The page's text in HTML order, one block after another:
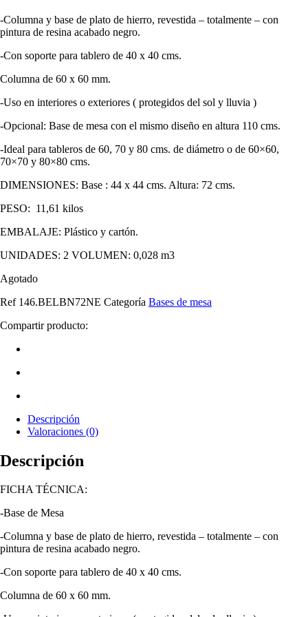
-Columna y base de plato de hierro, revestida – totalmente – con
pintura de resina acabado negro.
-Con soporte para tablero de 40 x 40 cms.
Columna de 60 x 60 mm.
-Uso en interiores o exteriores ( protegidos del sol y lluvia )
-Opcional: Base de mesa con el mismo diseño en altura 110 cms.
-Ideal para tableros de 60, 70 y 80 cms. de diámetro o de 60×60,
70×70 y 80×80 cms.
DIMENSIONES: Base : 44 x 44 cms. Altura: 72 cms.
PESO: 11,61 kilos
EMBALAJE: Plástico y cartón.
UNIDADES: 2 VOLUMEN: 0,028 m3
Agotado
Ref 146.BELBN72NE Categoría Bases de mesa
Compartir producto:
Descripción
Valoraciones (0)
Descripción
FICHA TÉCNICA:
-Base de Mesa
-Columna y base de plato de hierro, revestida – totalmente – con
pintura de resina acabado negro.
-Con soporte para tablero de 40 x 40 cms.
Columna de 60 x 60 mm.